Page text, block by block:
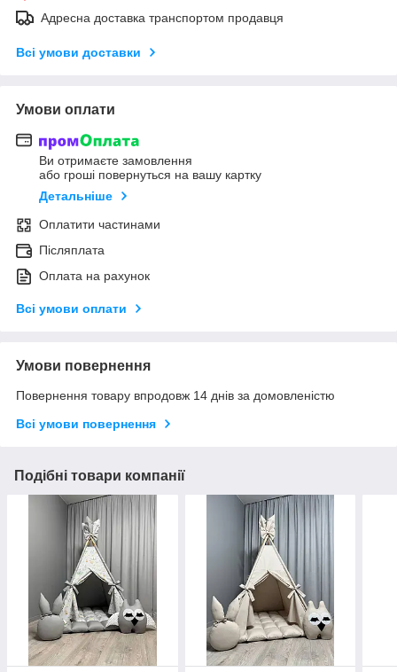
Адресна доставка транспортом продавця
Всі умови доставки
Умови оплати
Ви отримаєте замовлення
або гроші повернуться на вашу картку
Детальніше
Оплатити частинами
Післяплата
Оплата на рахунок
Всі умови оплати
Умови повернення
Повернення товару впродовж 14 днів за домовленістю
Всі умови повернення
Подібні товари компанії